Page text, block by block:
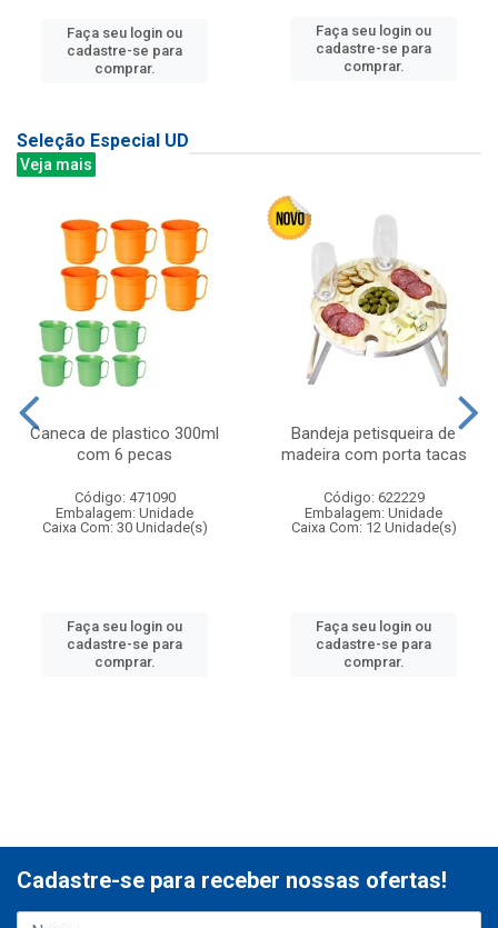
Faça seu login ou
cadastre-se para
comprar.
Faça seu login ou
cadastre-se para
comprar.
Seleção Especial UD
Veja mais
Caneca de plastico 300ml
com 6 pecas
Código: 471090
Embalagem: Unidade
Caixa Com: 30 Unidade(s)
Faça seu login ou
cadastre-se para
comprar.
Bandeja petisqueira de
madeira com porta tacas
Código: 622229
Embalagem: Unidade
Caixa Com: 12 Unidade(s)
Faça seu login ou
cadastre-se para
comprar.
Cadastre-se para receber nossas ofertas!